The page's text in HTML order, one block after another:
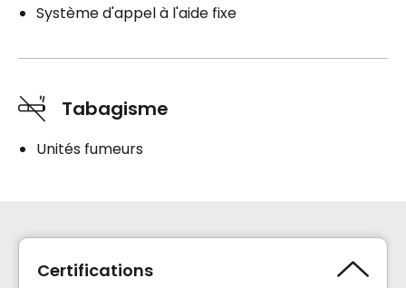
Système d'appel à l'aide fixe
Tabagisme
Unités fumeurs
Certifications